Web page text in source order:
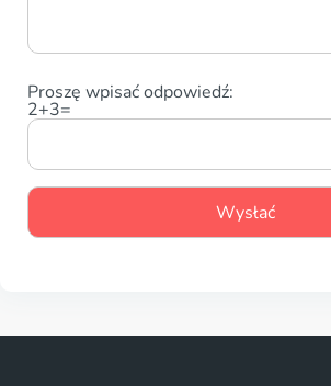
Proszę wpisać odpowiedź:
2+3=